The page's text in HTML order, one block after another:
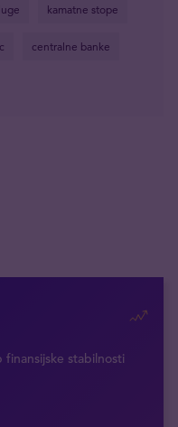
kamatne stope
centralne banke
stabilnosti